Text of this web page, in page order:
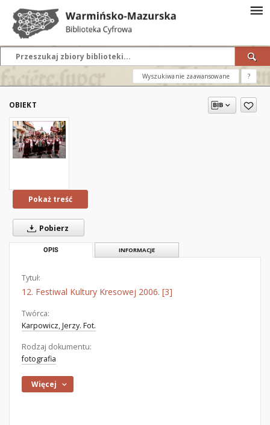
Wyszukiwanie zaawansowane ?
OBIEKT
Pokaż treść
Pobierz
OPIS INFORMACJE
Tytuł:
12. Festiwal Kultury Kresowej 2006. [3]
Twórca:
Karpowicz, Jerzy. Fot.
Rodzaj dokumentu:
fotografia
Więcej